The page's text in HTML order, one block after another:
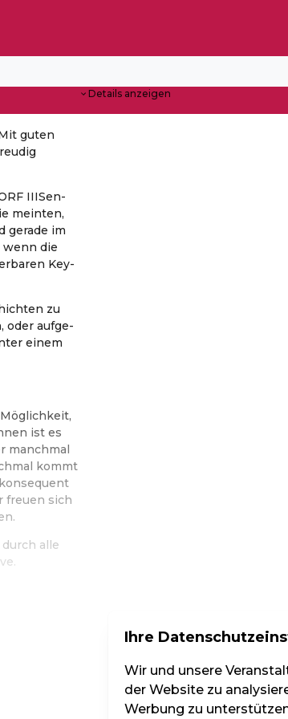
Details anzeigen
guten
IIISen­
mein­ten,
gera­de im
wenn die
Key­
zu
oder auf­ge­
einem
ist es
manchmal
kommt
freuen sich
alle
Ihre
Wir und unsere
der Website zu
Werbung zu